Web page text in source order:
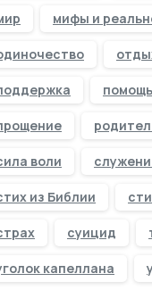
мифы и
помощь
воли
из Библии
суицид
капеллана